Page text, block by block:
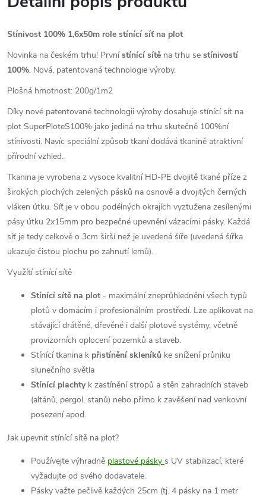
Stínivost 100% 1,6x50m role stínící síť na plot
Novinka na českém trhu! Prvnístínící sítě na trhu se stínivostí
100%. Nová, patentovaná technologie výroby.
Plošná hmotnost: 200g/1m2
Díky nové patentované technologii výroby dosahuje stínící sít na
plot SuperPloteS100% jako jediná na trhu skutečně 100%ní
stínivosti. Navíc speciální způsob tkaní dodává tkanině atraktivní
přírodní vzhled.
Tkanina je vyrobena z vysoce kvalitní HD-PE dvojitě tkané příze z
širokých plochých zelených pásků na osnově a dvojitých černých
vláken útku. Síť je v obou podélných okrajích vyztužena zesílenými
pásy útku 2x15mm pro bezpečné upevnění vázacími pásky. Každá
síť je tedy celkově o 3cm širší než je uvedená šíře (uvedená šířka
ukazuje čistou plochu po zahnutí lemů).
Využítí stínící sítě
Stínící sítě na plot - maximální zneprůhlednění všech typů
plotů v domácím i profesionálním prostředí. Lze aplikovat na
stávající drátěné, dřevěné i další plotové systémy, včetně
provizorních oplocení pozemků a staveb.
Stínící tkanina k přistínění skleníků ke snížení průniku
slunečního světla
Stínící plachtyk zastínění stropů a stěn zahradních staveb
(altánů, pergol, stanů) nebo přímo k zavěšení nad venkovní
posezení apod.
Jak upevnit stínící sítě na plot?
Používejte výhradně plastové pásky s UV stabilizací, které
vyžadujte od svého dodavatele.
Pásky važte pečlivě každých 25cm (tj. 4 pásky na 1 metr